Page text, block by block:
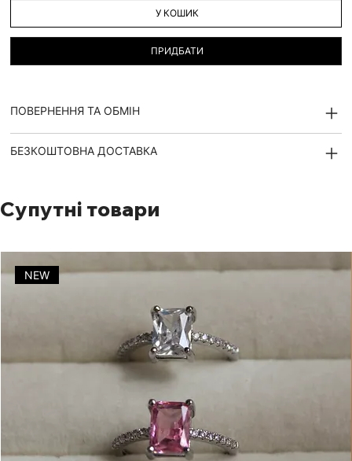
У КОШИК
ПРИДБАТИ
ПОВЕРНЕННЯ ТА ОБМІН
БЕЗКОШТОВНА ДОСТАВКА
Супутні товари
NEW